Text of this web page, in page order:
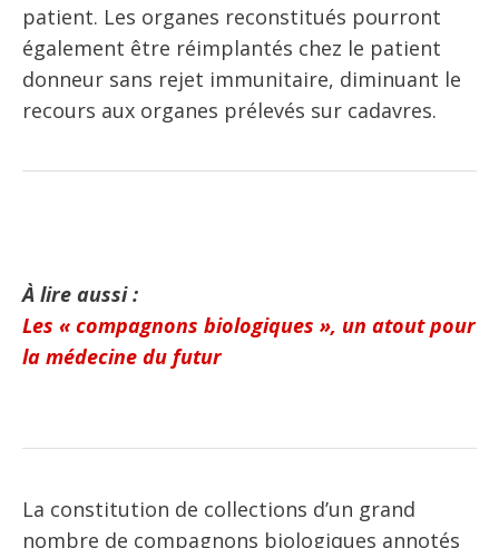
patient. Les organes reconstitués pourront
également être réimplantés chez le patient
donneur sans rejet immunitaire, diminuant le
recours aux organes prélevés sur cadavres.
À lire aussi :
Les « compagnons biologiques », un atout pour
la médecine du futur
La constitution de collections d’un grand
nombre de compagnons biologiques annotés